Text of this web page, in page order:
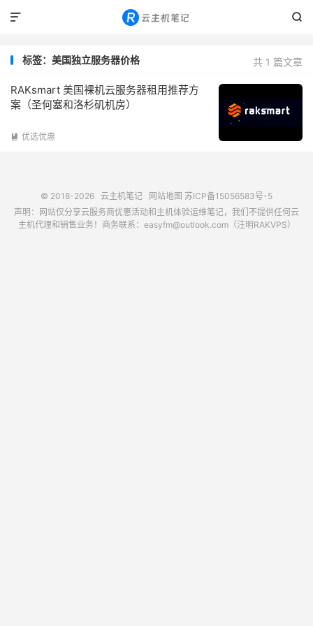


共 1 篇文章
标签：美国独立服务器价格
RAKsmart 美国裸机云服务器租用推荐方
案（圣何塞和洛杉矶机房）
 优选优惠
© 2018-2026 云主机笔记 网站地图 苏ICP备15056583号-5
声明：网站仅分享云服务商优惠活动和主机体验运维笔记，我们不提供任何云
主机代理和销售业务！商务联系：easyfm@outlook.com（注明RAKVPS）